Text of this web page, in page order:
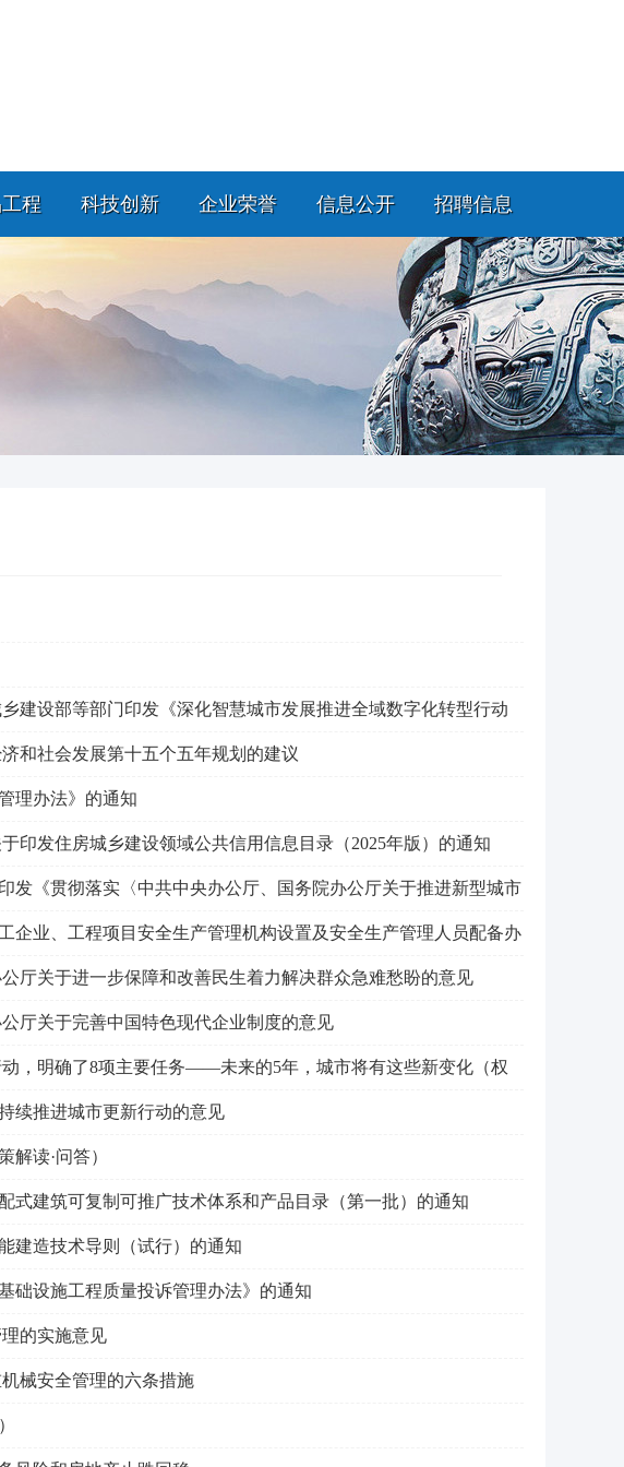
程 科技创新 企业荣誉 信息公开 招聘信息
建设部等部门印发《深化智慧城市发展推进全域数字化转型行动
和社会发展第十五个五年规划的建议
理办法》的通知
印发住房城乡建设领域公共信用信息目录（2025年版）的通知
发《贯彻落实〈中共中央办公厅、国务院办公厅关于推进新型城市
2025—202
企业、工程项目安全生产管理机构设置及安全生产管理人员配备办
厅关于进一步保障和改善民生着力解决群众急难愁盼的意见
厅关于完善中国特色现代企业制度的意见
，明确了8项主要任务——未来的5年，城市将有这些新变化（权
续推进城市更新行动的意见
解读·问答）
式建筑可复制可推广技术体系和产品目录（第一批）的通知
建造技术导则（试行）的通知
础设施工程质量投诉管理办法》的通知
的实施意见
械安全管理的六条措施